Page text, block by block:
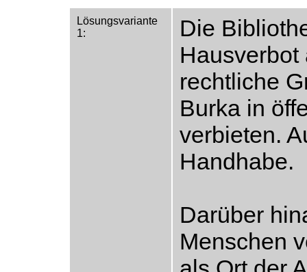
Lösungsvariante
1:
Die
rechtliche
Burka in
verbieten.
Handhabe.
Darüber
Menschen